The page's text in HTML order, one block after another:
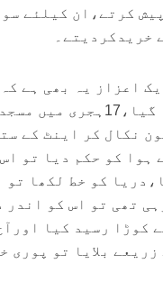
کرتے،ان کیلئے
خریدکردیتے۔
اعزاز یہ بھی ہے
امیر المومنین کے لقب
نکال کر اینٹ کے
ہوا کو حکم دیا تو
کو خط لکھا
تھی تو اس کو
کوڑا رسید کیا
بلایا تو پوری